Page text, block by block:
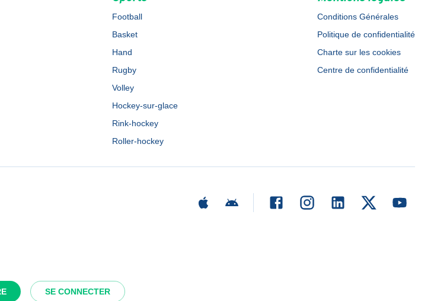
SE CONNECTER
Football
Basket
Hand
Rugby
Volley
Hockey-sur-glace
Rink-hockey
Roller-hockey
Conditions Générales
Politique de confidentialité
Charte sur les cookies
Centre de confidentialité